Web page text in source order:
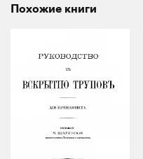
Похожие книги